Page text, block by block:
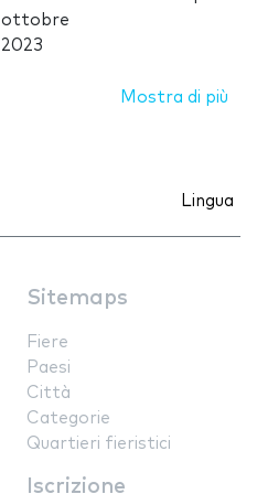
ottobre
2023
Mostra di più
Lingua
Sitemaps
Fiere
Paesi
Città
Categorie
Quartieri fieristici
Iscrizione